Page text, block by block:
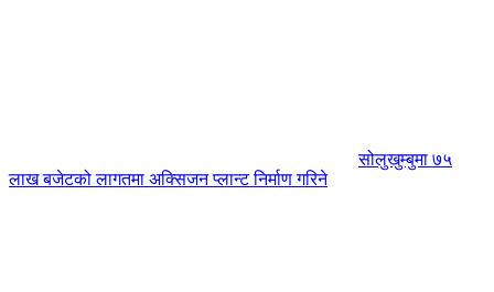
सोलुखुम्बुमा ७५
लाख बजेटको लागतमा अक्सिजन प्लान्ट निर्माण गरिने